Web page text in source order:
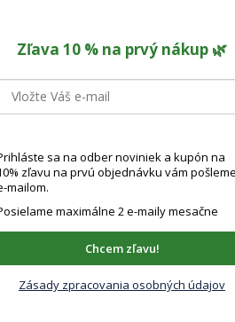
Zľava 10 % na prvý nákup 🌿
sa na odber noviniek a kupón na
zľavu na prvú objednávku vám pošleme
mailom.
maximálne 2 e-maily mesačne
Chcem zľavu!
Zásady zpracovania osobných údajov